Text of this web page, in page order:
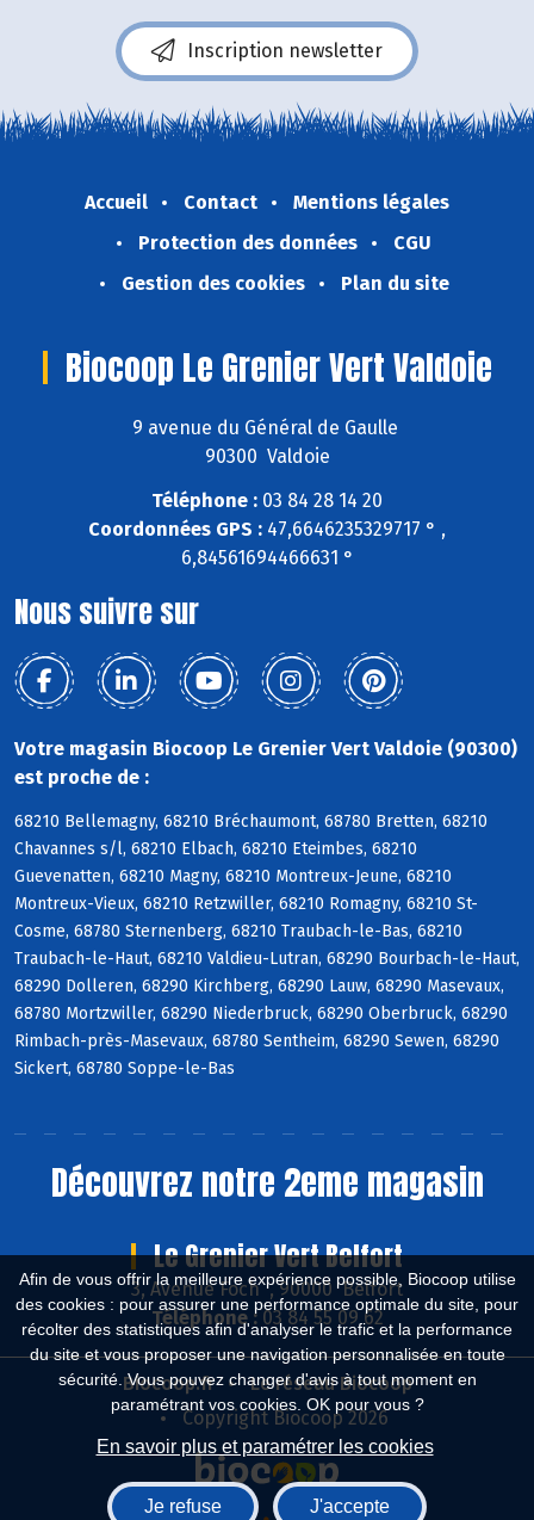
Afin de vous offrir la meilleure expérience possible, Biocoop utilise
des cookies : pour assurer une performance optimale du site, pour
récolter des statistiques afin d'analyser le trafic et la performance
du site et vous proposer une navigation personnalisée en toute
sécurité. Vous pouvez changer d'avis à tout moment en
paramétrant vos cookies. OK pour vous ?
En savoir plus et paramétrer les cookies
Je refuse J'accepte
Inscription newsletter
Accueil Contact
Mentions légales
Protection des données
CGU
Gestion des cookies
Plan du site
Biocoop Le Grenier Vert Valdoie
9 avenue du Général de Gaulle
90300 Valdoie
Téléphone : 03 84 28 14 20
Coordonnées GPS : 47,6646235329717 ° ,
6,84561694466631 °
Nous suivre sur
Votre magasin Biocoop Le Grenier Vert Valdoie (90300)
est proche de :
68210 Bellemagny, 68210 Bréchaumont, 68780 Bretten, 68210
Chavannes s/l, 68210 Elbach, 68210 Eteimbes, 68210
Guevenatten, 68210 Magny, 68210 Montreux-Jeune, 68210
Montreux-Vieux, 68210 Retzwiller, 68210 Romagny, 68210 St-
Cosme, 68780 Sternenberg, 68210 Traubach-le-Bas, 68210
Traubach-le-Haut, 68210 Valdieu-Lutran, 68290 Bourbach-le-Haut,
68290 Dolleren, 68290 Kirchberg, 68290 Lauw, 68290 Masevaux,
68780 Mortzwiller, 68290 Niederbruck, 68290 Oberbruck, 68290
Rimbach-près-Masevaux, 68780 Sentheim, 68290 Sewen, 68290
Sickert, 68780 Soppe-le-Bas
Découvrez notre 2eme magasin
Le Grenier Vert Belfort
3, Avenue Foch , 90000 Belfort
Téléphone :03 84 55 09 62
Biocoop.fr
Le réseau Biocoop
Copyright Biocoop 2026